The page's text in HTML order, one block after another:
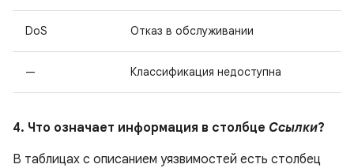
DoS Отказ в обслуживании
— Классификация недоступна
4. Что означает информация в столбце Ссылки?
В таблицах с описанием уязвимостей есть столбец